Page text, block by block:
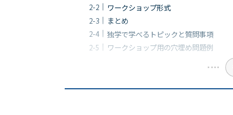
ワークショップ形式
まとめ
独学で学べるトピックと質問事項
ワークショップ用の穴埋め問題例